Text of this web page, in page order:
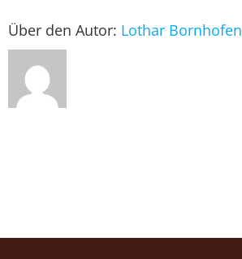
Über den Autor: Lothar Bornhofen